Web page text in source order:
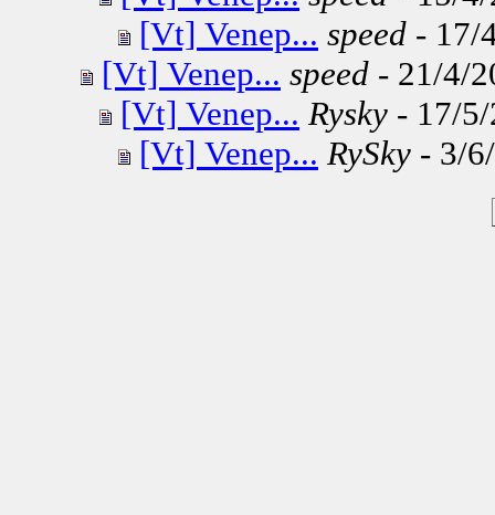
[Vt] Venep... speed - 17/
[Vt] Venep... speed - 21/4/
[Vt] Venep... Rysky - 17/
[Vt] Venep... RySky - 3/